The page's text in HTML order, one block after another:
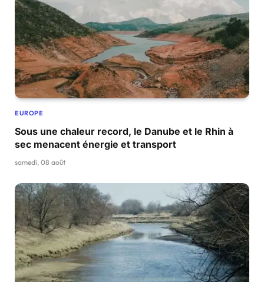
EUROPE
Sous une chaleur record, le Danube et le Rhin à
sec menacent énergie et transport
samedi, 08 août